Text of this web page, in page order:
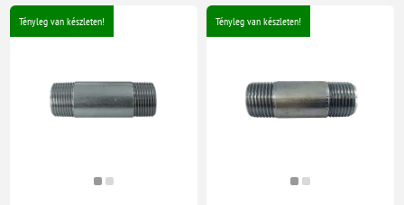
Tényleg van készleten! Tényleg van készleten!